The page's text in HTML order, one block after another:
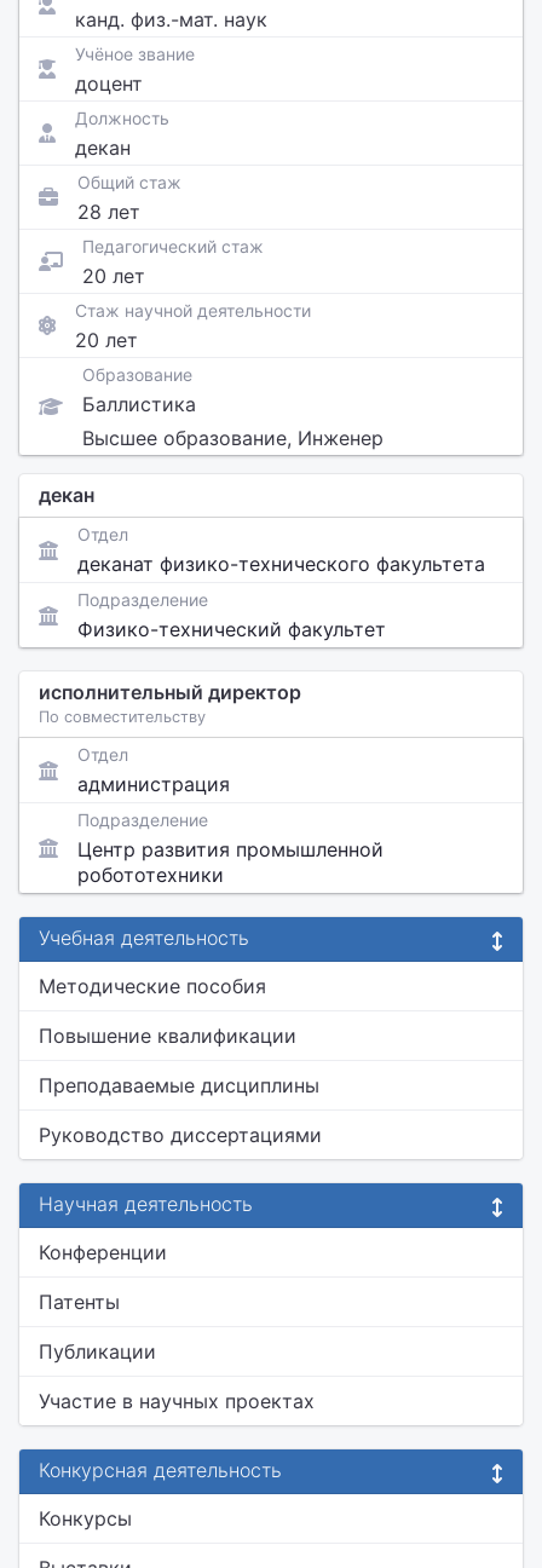
канд. физ.-мат. наук
Учёное звание
доцент
Должность
декан
Общий стаж
28 лет
Педагогический стаж
20 лет
Стаж научной деятельности
20 лет
Образование
Баллистика
Высшее образование, Инженер
декан
Отдел
деканат физико-технического факультета
Подразделение
Физико-технический факультет
исполнительный директор
По совместительству
Отдел
администрация
Подразделение
Центр развития промышленной
робототехники
Учебная деятельность
Методические пособия
Повышение квалификации
Преподаваемые дисциплины
Руководство диссертациями
Научная деятельность
Конференции
Патенты
Публикации
Участие в научных проектах
Конкурсная деятельность
Конкурсы